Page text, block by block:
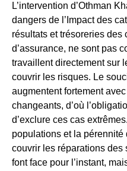
L’intervention d’Othman
dangers de l’Impact des
résultats et trésoreries
d’assurance, ne sont pas
travaillent directement sur
couvrir les risques. Le
augmentent fortement
changeants, d’où
d’exclure ces cas
populations et la pérennité
couvrir les réparations des
font face pour l’instant,